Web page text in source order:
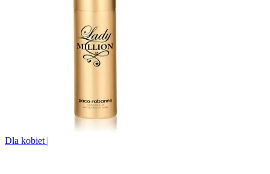
Dla kobiet |